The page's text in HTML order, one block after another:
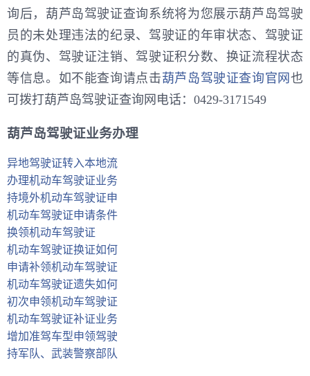
询后，葫芦岛驾驶证查询系统将为您展示葫芦岛驾驶
员的未处理违法的纪录、驾驶证的年审状态、驾驶证
的真伪、驾驶证注销、驾驶证积分数、换证流程状态
等信息。如不能查询请点击葫芦岛驾驶证查询官网也
可拨打葫芦岛驾驶证查询网电话：0429-3171549
葫芦岛驾驶证业务办理
异地驾驶证转入本地流
办理机动车驾驶证业务
持境外机动车驾驶证申
机动车驾驶证申请条件
换领机动车驾驶证
机动车驾驶证换证如何
申请补领机动车驾驶证
机动车驾驶证遗失如何
初次申领机动车驾驶证
机动车驾驶证补证业务
增加准驾车型申领驾驶
持军队、武装警察部队